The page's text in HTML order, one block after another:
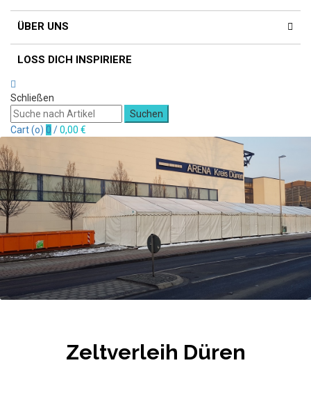
ÜBER UNS
LOSS DICH INSPIRIERE
Schließen
Suchen
Cart (o) 0 /0,00 €
Zeltverleih Düren